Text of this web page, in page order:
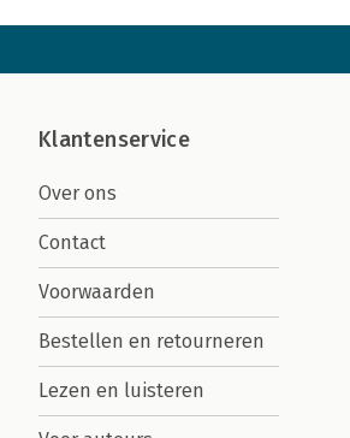
Klantenservice
Over ons
Contact
Voorwaarden
Bestellen en retourneren
Lezen en luisteren